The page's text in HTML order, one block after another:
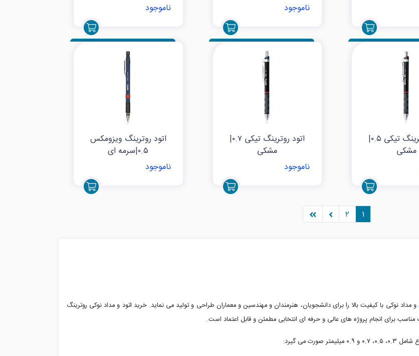
ناموجود
ناموجود
اتود روترینگ تیکی ۰.۵|
مشکی
اتود روترینگ تیکی ۰.۷|
مشکی
ناموجود
اتود روترینگ ویزومکس
۰.۵|سرمه ای
ناموجود
۱ ۲
و مداد نوکی با کیفیت بالا را برای دانشجویان، هنرمندان و مهندسین و معماران طراحی و تولید می نماید. خرید اتود و مداد نوکی روترینگ
برای انجام پروژه های عالی و حرفه ای انتخابی مطمئن و قابل اعتماد است.
می گیرد: